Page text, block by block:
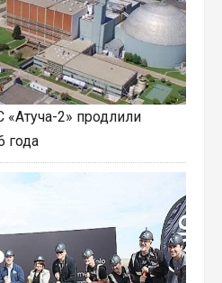
«Атуча-2» продлили
года